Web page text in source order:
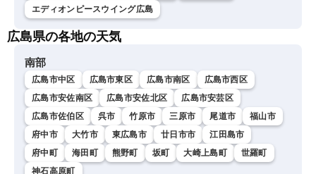
エディオンピースウイング広島
広島県の各地の天気
南部
広島市中区 広島市東区 広島市南区
広島市西区
広島市安佐南区
広島市安佐北区
広島市安芸区
広島市佐伯区
呉市 竹原市 三原市 尾道市
福山市
府中市
大竹市 東広島市 廿日市市
江田島市
府中町
海田町 熊野町 坂町 大崎上島町
世羅町
神石高原町